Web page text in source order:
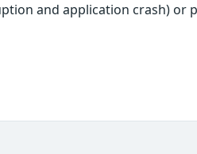
and application crash) or